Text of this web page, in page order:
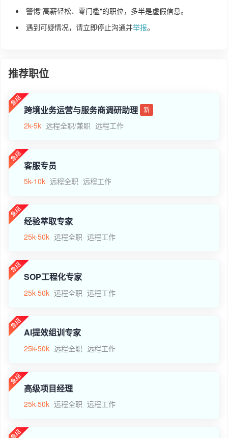
警惕"高薪轻松、零门槛"的职位，多半是虚假信息。
遇到可疑情况，请立即停止沟通并举报。
推荐职位
跨境业务运营与服务商调研助理 新
2k-5k 远程全职/兼职 远程工作
客服专员
5k-10k 远程全职 远程工作
经验萃取专家
25k-50k 远程全职 远程工作
SOP工程化专家
25k-50k 远程全职 远程工作
AI提效组训专家
25k-50k 远程全职 远程工作
高级项目经理
25k-50k 远程全职 远程工作